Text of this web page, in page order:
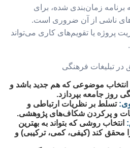
برنامه زمان‌بندی شده، برای
ناشی از آن ضروری است.
پروژه یا تقویم‌های کاری می‌تواند
در تبلیغات فرهنگی
انتخاب موضوعی که هم جدید باشد و
روز جامعه بپردازد.
تسلط بر نظریات ارتباطی و
و پرکردن شکاف‌های پژوهشی.
انتخاب روشی که بتواند به بهترین
کند (کیفی، کمی، ترکیبی) و